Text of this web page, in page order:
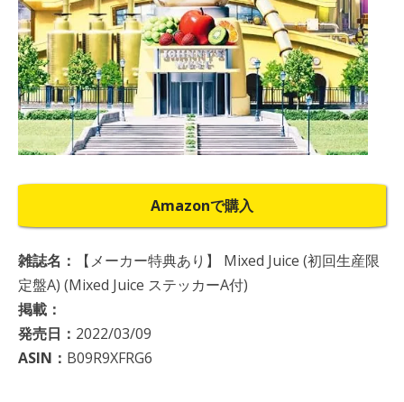
Amazonで購入
雑誌名：
【メーカー特典あり】 Mixed Juice (初回生産限
定盤A) (Mixed Juice ステッカーA付)
掲載：
発売日： 2022/03/09
ASIN： B09R9XFRG6